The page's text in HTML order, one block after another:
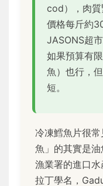
cod），肉質
價格每斤約
JASONS超
如果預算有
魚）也行，
短。
冷凍鱈魚片很
魚」的其實是
漁業署的進口
拉丁學名，